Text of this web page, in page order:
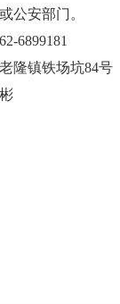
公安部门。
6899181
镇铁场坑84号